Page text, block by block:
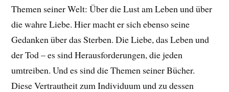
Themen seiner Welt: Über die Lust am Leben und über
die wahre Liebe. Hier macht er sich ebenso seine
Gedanken über das Sterben. Die Liebe, das Leben und
der Tod – es sind Herausforderungen, die jeden
umtreiben. Und es sind die Themen seiner Bücher.
Diese Vertrautheit zum Individuum und zu dessen